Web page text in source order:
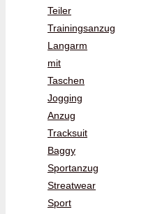
Teiler
Trainingsanzug
Langarm
mit
Taschen
Jogging
Anzug
Tracksuit
Baggy
Sportanzug
Streatwear
Sport